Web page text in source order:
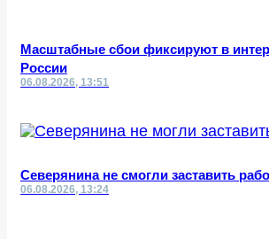
Масштабные сбои фиксируют в
России
06.08.2026, 13:51
Северянина не смогли заставить
06.08.2026, 13:24